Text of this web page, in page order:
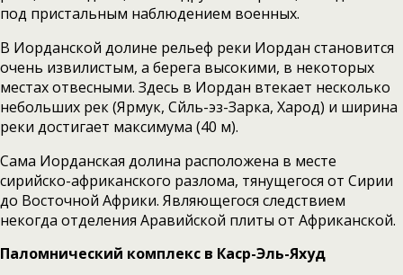
под пристальным наблюдением военных.
В Иорданской долине рельеф реки Иордан становится
очень извилистым, а берега высокими, в некоторых
местах отвесными. Здесь в Иордан втекает несколько
небольших рек (Ярмук, Сйль-эз-Зарка, Харод) и ширина
реки достигает максимума (40 м).
Сама Иорданская долина расположена в месте
сирийско-африканского разлома, тянущегося от Сирии
до Восточной Африки. Являющегося следствием
некогда отделения Аравийской плиты от Африканской.
Паломнический комплекс в Каср-Эль-Яхуд